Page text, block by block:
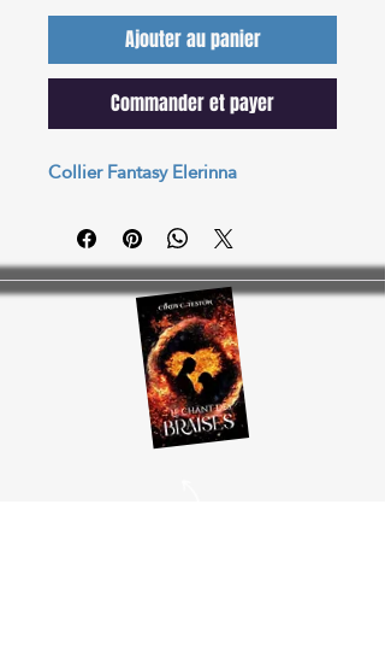
Ajouter au panier
Commander et payer
Collier Fantasy Elerinna